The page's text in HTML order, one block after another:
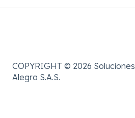
COPYRIGHT © 2026 Soluciones
Alegra S.A.S.